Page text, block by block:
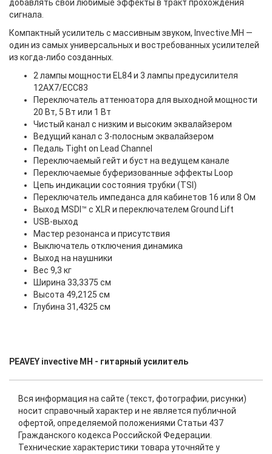
добавлять свои любимые эффекты в тракт прохождения
сигнала.
Компактный усилитель с массивным звуком, Invective.MH —
один из самых универсальных и востребованных усилителей
из когда-либо созданных.
2 лампы мощности EL84 и 3 лампы предусилителя
12AX7/ECC83
Переключатель аттенюатора для выходной мощности
20 Вт, 5 Вт или 1 Вт
Чистый канал с низким и высоким эквалайзером
Ведущий канал с 3-полосным эквалайзером
Педаль Tight on Lead Channel
Переключаемый гейт и буст на ведущем канале
Переключаемые буферизованные эффекты Loop
Цепь индикации состояния трубки (TSI)
Переключатель импеданса для кабинетов 16 или 8 Ом
Выход MSDI™ с XLR и переключателем Ground Lift
USB-выход
Мастер резонанса и присутствия
Выключатель отключения динамика
Выход на наушники
Вес 9,3 кг
Ширина 33,3375 см
Высота 49,2125 см
Глубина 31,4325 см
PEAVEY invective MH - гитарный усилитель
Вся информация на сайте (текст, фотографии, рисунки)
носит справочный характер и не является публичной
офертой, определяемой положениями Статьи 437
Гражданского кодекса Российской Федерации.
Технические характеристики товара уточняйте у